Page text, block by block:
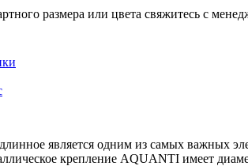
размера или цвета свяжитесь с
является одним из самых важных
крепление AQUANTI имеет